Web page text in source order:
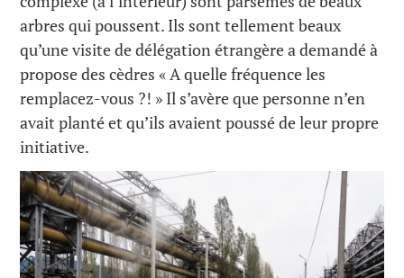
arbres qui poussent. Ils sont tellement beaux
qu’une visite de délégation étrangère a demandé à
propose des cèdres « A quelle fréquence les
remplacez-vous ?! » Il s’avère que personne n’en
avait planté et qu’ils avaient poussé de leur propre
initiative.